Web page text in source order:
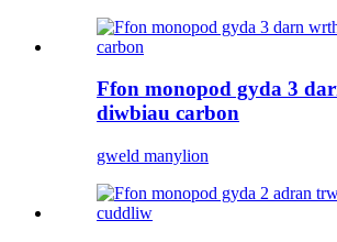
Ffon monopod gyda 3
diwbiau carbon
gweld manylion